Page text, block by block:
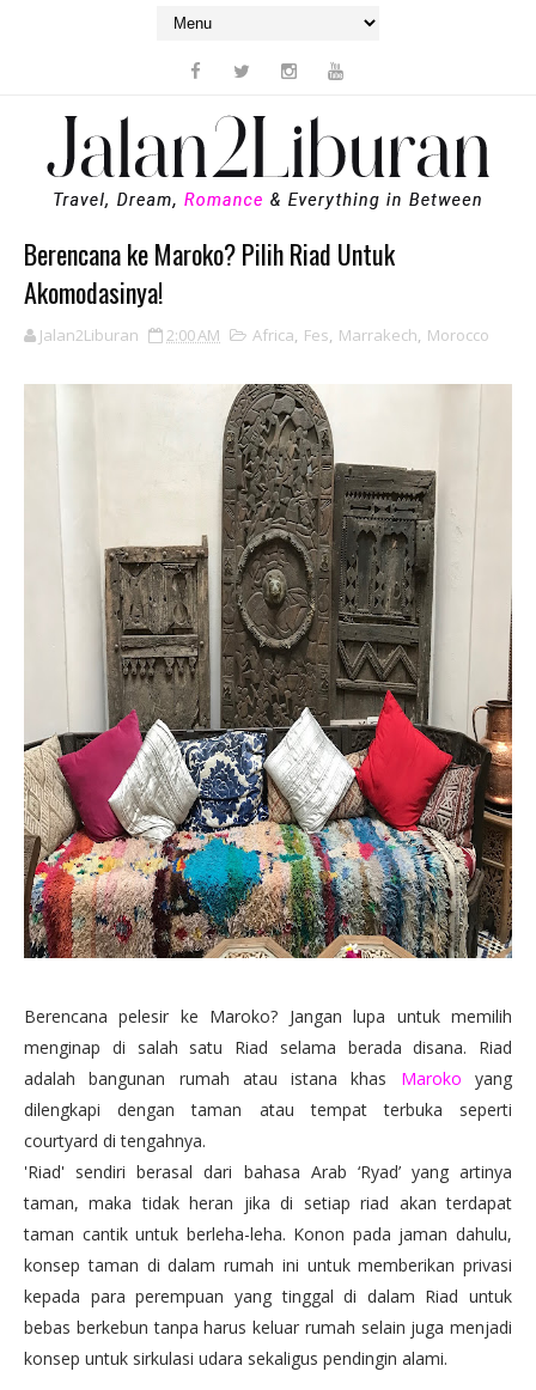
Berencana ke Maroko? Pilih Riad Untuk
Akomodasinya!
Jalan2Liburan 2:00 AM Africa, Fes, Marrakech, Morocco
Berencana pelesir ke Maroko? Jangan lupa untuk memilih
menginap di salah satu Riad selama berada disana. Riad
adalah bangunan rumah atau istana khas Maroko yang
dilengkapi dengan taman atau tempat terbuka seperti
courtyard di tengahnya.
'Riad' sendiri berasal dari bahasa Arab ‘Ryad’ yang artinya
taman, maka tidak heran jika di setiap riad akan terdapat
taman cantik untuk berleha-leha. Konon pada jaman dahulu,
konsep taman di dalam rumah ini untuk memberikan privasi
kepada para perempuan yang tinggal di dalam Riad untuk
bebas berkebun tanpa harus keluar rumah selain juga menjadi
konsep untuk sirkulasi udara sekaligus pendingin alami.